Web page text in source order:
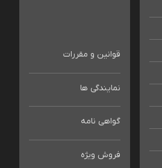
قوانین و مقررات
نمایندگی ها
گواهی نامه
فروش ویژه